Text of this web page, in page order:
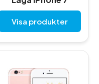
Visa produkter